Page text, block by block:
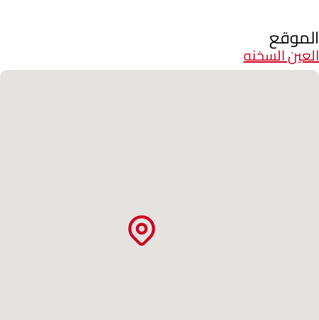
الموقع
العين السخنه